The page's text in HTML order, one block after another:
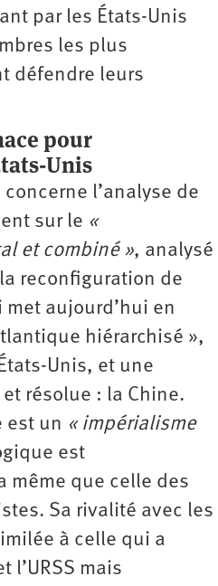
par les États-Unis
les plus
défendre leurs
pour
Unis
l’analyse de
sur le «
et combiné », analysé
reconfiguration de
aujourd’hui en
hiérarchisé »,
Unis, et une
résolue : la Chine.
est un « impérialisme
est
même que celle des
Sa rivalité avec les
à celle qui a
l’URSS mais